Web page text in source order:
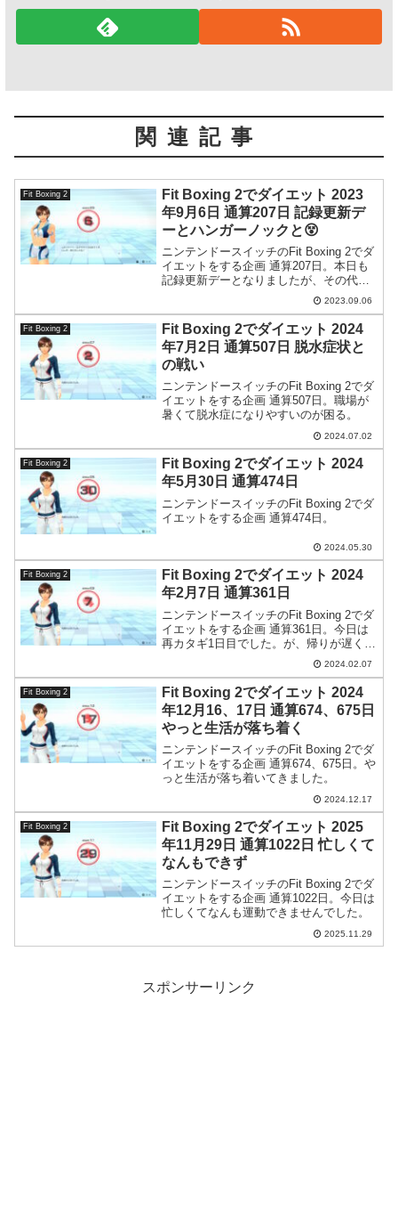
関連記事
Fit Boxing 2
Fit Boxing 2でダイエット 2023
年9月6日 通算207日 記録更新デ
ーとハンガーノックと😵
ニンテンドースイッチのFit Boxing 2でダ
イエットをする企画 通算207日。本日も
記録更新デーとなりましたが、その代償
として酷いハンガーノックになってしま
いました。しかも素早く回復できる食べ
物が家に何もないという…。
2023.09.06
Fit Boxing 2
Fit Boxing 2でダイエット 2024
年7月2日 通算507日 脱水症状と
の戦い
ニンテンドースイッチのFit Boxing 2でダ
イエットをする企画 通算507日。職場が
暑くて脱水症になりやすいのが困る。
2024.07.02
Fit Boxing 2
Fit Boxing 2でダイエット 2024
年5月30日 通算474日
ニンテンドースイッチのFit Boxing 2でダ
イエットをする企画 通算474日。
2024.05.30
Fit Boxing 2
Fit Boxing 2でダイエット 2024
年2月7日 通算361日
ニンテンドースイッチのFit Boxing 2でダ
イエットをする企画 通算361日。今日は
再カタギ1日目でした。が、帰りが遅くな
2024.02.07
Fit Boxing 2
Fit Boxing 2でダイエット 2024
年12月16、17日 通算674、675日
やっと生活が落ち着く
ニンテンドースイッチのFit Boxing 2でダ
イエットをする企画 通算674、675日。や
っと生活が落ち着いてきました。
2024.12.17
Fit Boxing 2
Fit Boxing 2でダイエット 2025
年11月29日 通算1022日 忙しくて
なんもできず
ニンテンドースイッチのFit Boxing 2でダ
イエットをする企画 通算1022日。今日は
忙しくてなんも運動できませんでした。
2025.11.29
スポンサーリンク